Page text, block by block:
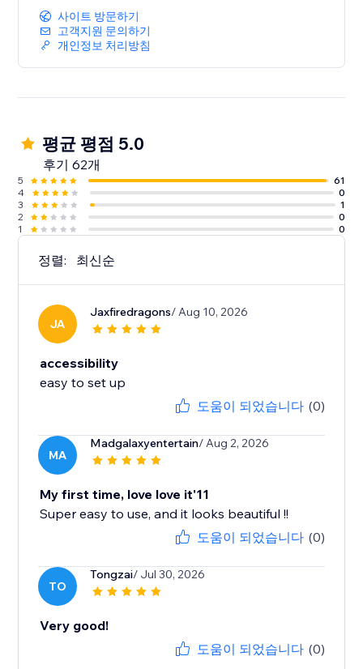
사이트 방문하기
고객지원 문의하기
개인정보 처리방침
평균 평점 5.0
후기 62개
5
61
4
0
3
1
2
0
1
0
정렬: 최신순
JA
Jaxfiredragons/ Aug 10, 2026
accessibility
easy to set up
도움이 되었습니다 (0)
MA
Madgalaxyentertain/ Aug 2, 2026
My first time, love love it'11
Super easy to use, and it looks beautiful !!
도움이 되었습니다 (0)
TO
Tongzai/ Jul 30, 2026
Very good!
도움이 되었습니다 (0)